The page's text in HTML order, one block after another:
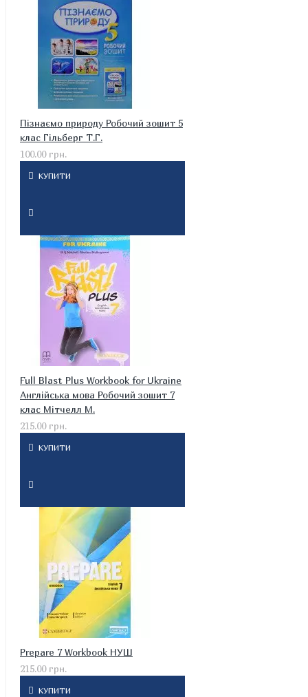
Пізнаємо природу Робочий зошит 5
клас Гільберг Т.Г.
100.00 грн.
КУПИТИ
Full Blast Plus Workbook for Ukraine
Англійська мова Робочий зошит 7
клас Мітчелл М.
215.00 грн.
КУПИТИ
Prepare 7 Workbook НУШ
215.00 грн.
КУПИТИ